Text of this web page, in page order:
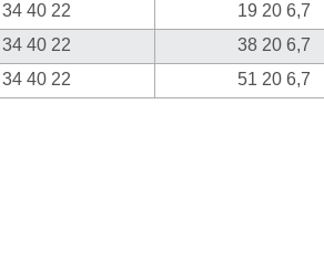
34 40 22
19 20 6,7
34 40 22
38 20 6,7
34 40 22
51 20 6,7